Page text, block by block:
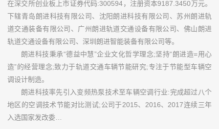
在深交所创业板上市证券代码:300594，注册资本9187.3450万元。
下辖青岛朗进科技有限公司、沈阳朗进科技有限公司、苏州朗进轨
道交通装备有限公司、广州朗进轨道交通设备有限公司、佛山朗进
轨道交通设备有限公司、深圳朗进智能装备有限公司等。
朗进科技秉承“德益中慧”企业文化哲学理念;坚持“朗进造=用心
造”的经营理念;致力于轨道交通车辆节能研究;专注于节能型车辆空
调设计制造。
朗进科技率先引入变频热泵技术至车辆空调行业:完成超过八个
地区的空调技术节能对比测试;公司于2015、2016、2017连续三年
入选国家发改委…